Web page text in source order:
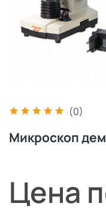
(0)
Микроскоп
Цена